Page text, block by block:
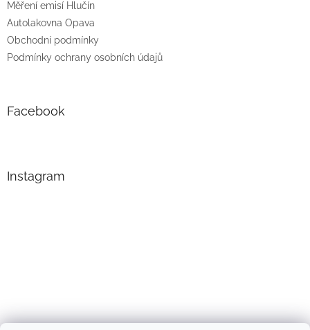
Měření emisí Hlučín
Autolakovna Opava
Obchodní podmínky
Podmínky ochrany osobních údajů
Facebook
Instagram